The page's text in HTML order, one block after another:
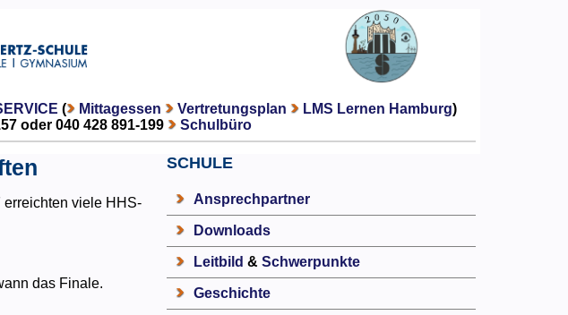
( Mittagessen Vertretungsplan LMS Lernen Hamburg)
oder 040 428 891-199
Schulbüro
erreichten viele HHS-
das Finale.
SCHULE
Ansprechpartner
Downloads
Leitbild & Schwerpunkte
Geschichte